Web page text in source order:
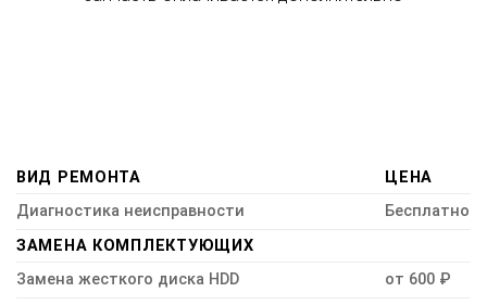
ВИД РЕМОНТА
ЦЕНА
Диагностика неисправности
Бесплатно
ЗАМЕНА КОМПЛЕКТУЮЩИХ
Замена жесткого диска HDD
от 600 ₽